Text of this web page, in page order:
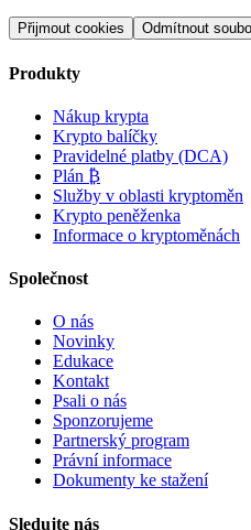
Přijmout cookies Odmítnout
Produkty
Nákup krypta
Krypto balíčky
Pravidelné platby (DCA)
Plán ₿
Služby v oblasti kryptoměn
Krypto peněženka
Informace o kryptoměnách
Společnost
O nás
Novinky
Edukace
Kontakt
Psali o nás
Sponzorujeme
Partnerský program
Právní informace
Dokumenty ke stažení
Sledujte nás